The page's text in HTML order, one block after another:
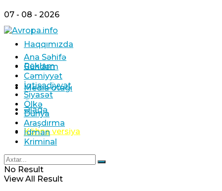
07 - 08 - 2026
Haqqımızda
Reklam
Media otağı
Əlaqə
Köhnə versiya
Ana Səhifə
Gündəm
Cəmiyyət
İqtisadiyyat
Siyasət
Ölkə
Dünya
Araşdırma
İdman
Kriminal
No Result
View All Result